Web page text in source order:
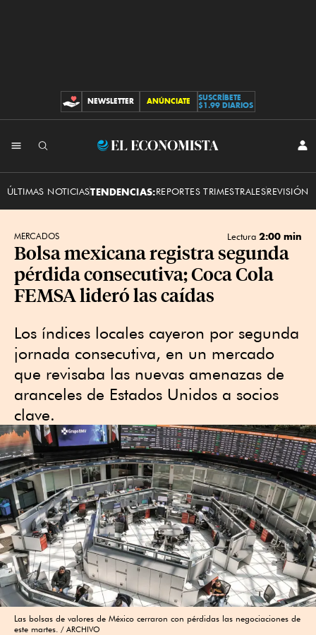
CONTRIBUCIONES
NEWSLETTER ANÚNCIATE
SUSCRÍBETE
$1.99 DIARIOS
El
ÚLTIMAS NOTICIASTENDENCIAS:REPORTES TRIMESTRALESREVISIÓN
MERCADOS Lectura 2:00 min
Bolsa mexicana registra segunda
pérdida consecutiva; Coca Cola
FEMSA lideró las caídas
Los índices locales cayeron por segunda
jornada consecutiva, en un mercado
que revisaba las nuevas amenazas de
aranceles de Estados Unidos a socios
clave.
Las bolsas de valores de México cerraron con pérdidas las negociaciones de
este martes.
ARCHIVO